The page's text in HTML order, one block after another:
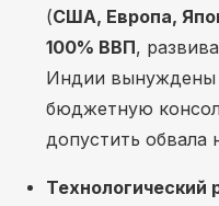
(США, Европа,
100% ВВП,
Индии вынуждены
бюджетную
допустить обвала
Технологический